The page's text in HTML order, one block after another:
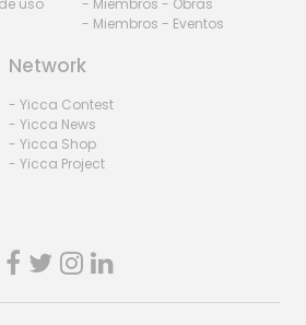
uso
- Miembros - Obras
- Miembros - Eventos
Network
- Yicca Contest
- Yicca News
- Yicca Shop
- Yicca Project